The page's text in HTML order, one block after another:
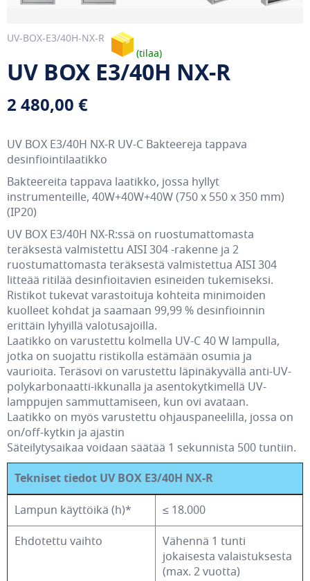
UV-BOX-E3/40H-NX-R
tilaa
UV BOX E3/40H NX-R
2 480,00 €
UV BOX E3/40H NX-R UV-C Bakteereja tappava
desinfiointilaatikko
Bakteereita tappava laatikko, jossa hyllyt
instrumenteille, 40W+40W+40W (750 x 550 x 350 mm)
(IP20)
UV BOX E3/40H NX-R:ssä on ruostumattomasta
teräksestä valmistettu AISI 304 -rakenne ja 2
ruostumattomasta teräksestä valmistettua AISI 304
litteää ritilää desinfioitavien esineiden tukemiseksi.
Ristikot tukevat varastoituja kohteita minimoiden
kuolleet kohdat ja saamaan 99,99 % desinfioinnin
erittäin lyhyillä valotusajoilla.
Laatikko on varustettu kolmella UV-C 40 W lampulla,
jotka on suojattu ristikolla estämään osumia ja
vaurioita. Teräsovi on varustettu läpinäkyvällä anti-UV-
polykarbonaatti-ikkunalla ja asentokytkimellä UV-
lamppujen sammuttamiseen, kun ovi avataan.
Laatikko on myös varustettu ohjauspaneelilla, jossa on
on/off-kytkin ja ajastin
Säteilytysaikaa voidaan säätää 1 sekunnista 500 tuntiin.
Tekniset tiedot UV BOX E3/40H NX-R
Lampun käyttöikä (h)*
≤ 18.000
Ehdotettu vaihto
Vähennä 1 tunti
jokaisesta valaistuksesta
(max. 2 vuotta)